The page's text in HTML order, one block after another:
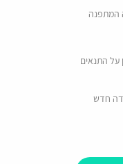
המתפנה
על התנאים
חדש